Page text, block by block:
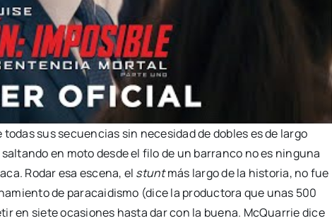
sus secuen­cias sin nece­si­dad de dobles es de lar­go
en moto des­de el filo de un barran­co no es nin­gu­na
Rodar esa esce­na, el stuntmás lar­go de la his­to­ria, no fue
de para­cai­dis­mo (dice la pro­duc­to­ra que unas 500
en sie­te oca­sio­nes has­ta dar con la bue­na. McQua­rrie dice